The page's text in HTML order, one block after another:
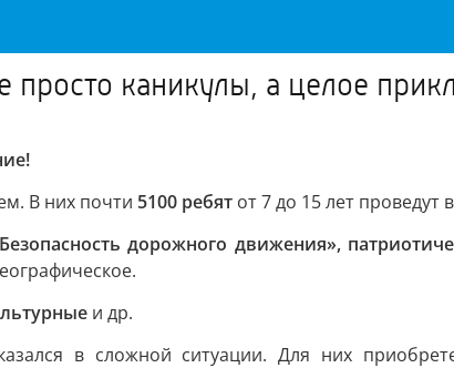
каникулы, а целое
В них почти 5100 ребят от 7 до 15 лет проведут
дорожного движения»,
и др.
в сложной ситуации. Для них